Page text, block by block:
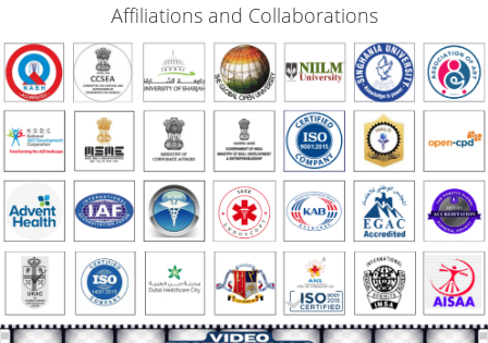
Affiliations and Collaborations